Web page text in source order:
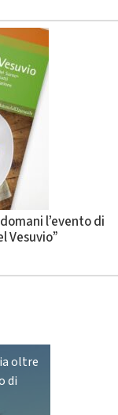
l’evento di
Vesuvio”
oltre
di